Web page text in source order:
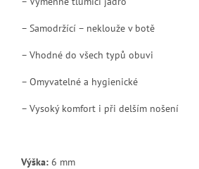
– Samodržící – neklouže v botě
– Vhodné do všech typů obuvi
– Omyvatelné a hygienické
– Vysoký komfort i při delším nošení
Výška: 6 mm